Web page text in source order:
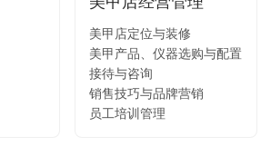
美甲店定位与装修
美甲产品、仪器选购与配置
接待与咨询
销售技巧与品牌营销
员工培训管理